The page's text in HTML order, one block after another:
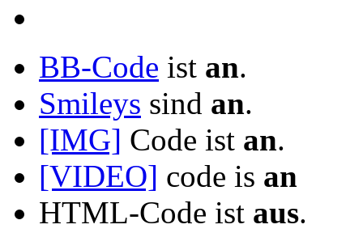
BB-Code ist an.
Smileys sind an.
[IMG] Code ist an.
[VIDEO] code is an
HTML-Code ist aus.